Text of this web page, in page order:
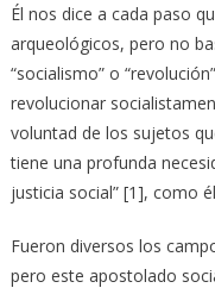
Él nos dice a cada paso
arqueológicos, pero no
“socialismo” o
revolucionar
voluntad de los sujetos
tiene una profunda
justicia social” [1], como
Fueron diversos los
pero este apostolado